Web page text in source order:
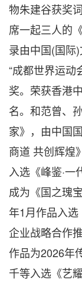
物朱建谷获奖
席一起三人的
录由中国(国际
“成都世界运动
奖。荣获香港
名。和范曾、
家》，由中国
商道 共创辉煌
入选《峰鉴·
成为《国之瑰
年1月作品入
企业战略合作
作品为2026年
千等入选《艺